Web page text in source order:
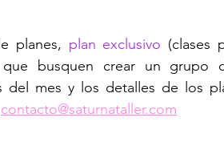
planes, plan exclusivo
busquen crear un grupo
del mes y los detalles de los
contacto@saturnataller.com